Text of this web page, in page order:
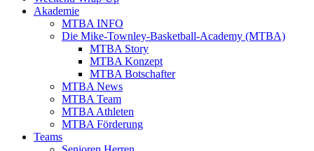
Akademie
MTBA INFO
Die Mike-Townley-Basketball-Academy (MTBA)
MTBA Story
MTBA Konzept
MTBA Botschafter
MTBA News
MTBA Team
MTBA Athleten
MTBA Förderung
Teams